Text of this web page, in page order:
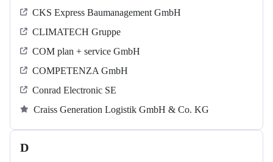
CKS Express Baumanagement GmbH
CLIMATECH Gruppe
COM plan + service GmbH
COMPETENZA GmbH
Conrad Electronic SE
Craiss Generation Logistik GmbH & Co. KG
D